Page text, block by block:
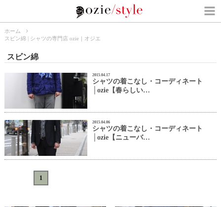
ホーム
スビン綿 | シャツの専門店 ozie｜オジエ
スビン綿
2015.04.17
シャツの着こなし・コーディネート
│ozie【春らしい…
2015.04.06
シャツの着こなし・コーディネート
│ozie【ニューバ…
1